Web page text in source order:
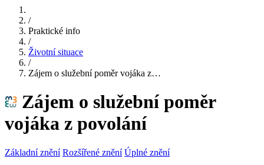
/
Praktické info
/
Životní situace
/
Zájem o služební poměr vojáka z…
Zájem o služební poměr
vojáka z povolání
Základní znění Rozšířené znění Úplné znění